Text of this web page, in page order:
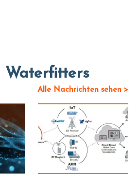
Waterfitters
Alle Nachrichten sehen >